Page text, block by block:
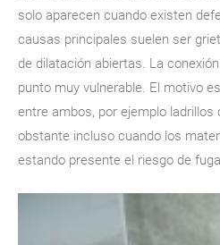
solo aparecen cuando existen
causas principales suelen ser
de dilatación abiertas. La
punto muy vulnerable. El motivo
entre ambos, por ejemplo
obstante incluso cuando los
estando presente el riesgo de